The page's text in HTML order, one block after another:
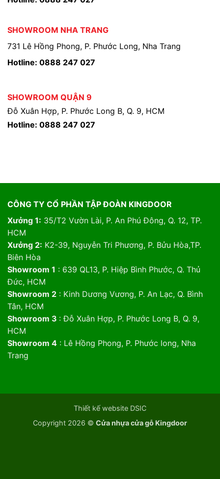
SHOWROOM NHA TRANG
731 Lê Hồng Phong, P. Phước Long, Nha Trang
Hotline: 0888 247 027
SHOWROOM QUẬN 9
Đỗ Xuân Hợp, P. Phước Long B, Q. 9, HCM
Hotline: 0888 247 027
CÔNG TY CỔ PHẦN TẬP ĐOÀN KINGDOOR
Xưởng 1: 35/T2 Vườn Lài, P. An Phú Đông, Q. 12, TP.
HCM
Xưởng 2: K2-39, Nguyễn Tri Phương, P. Bửu Hòa,TP.
Biên Hòa
Showroom 1 : 639 QL13, P. Hiệp Bình Phước, Q. Thủ
Đức, HCM
Showroom 2: Kinh Dương Vương, P. An Lạc, Q. Bình
Tân, HCM
Showroom 3 : Đỗ Xuân Hợp, P. Phước Long B, Q. 9,
HCM
Showroom 4: Lê Hồng Phong, P. Phước long, Nha
Trang
Thiết kế website DSIC
Copyright 2026 © Cửa nhựa cửa gỗ Kingdoor